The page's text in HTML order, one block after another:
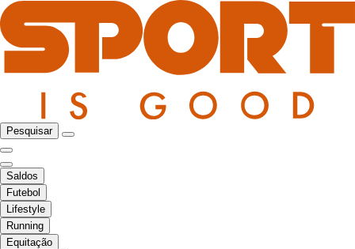
Pesquisar
Saldos
Futebol
Lifestyle
Running
Equitação